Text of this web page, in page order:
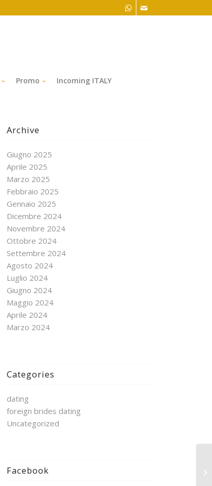
Promo Incoming ITALY
Archive
Giugno 2025
Aprile 2025
Marzo 2025
Febbraio 2025
Gennaio 2025
Dicembre 2024
Novembre 2024
Ottobre 2024
Settembre 2024
Agosto 2024
Luglio 2024
Giugno 2024
Maggio 2024
Aprile 2024
Marzo 2024
Categories
dating
foreign brides dating
Uncategorized
Facebook